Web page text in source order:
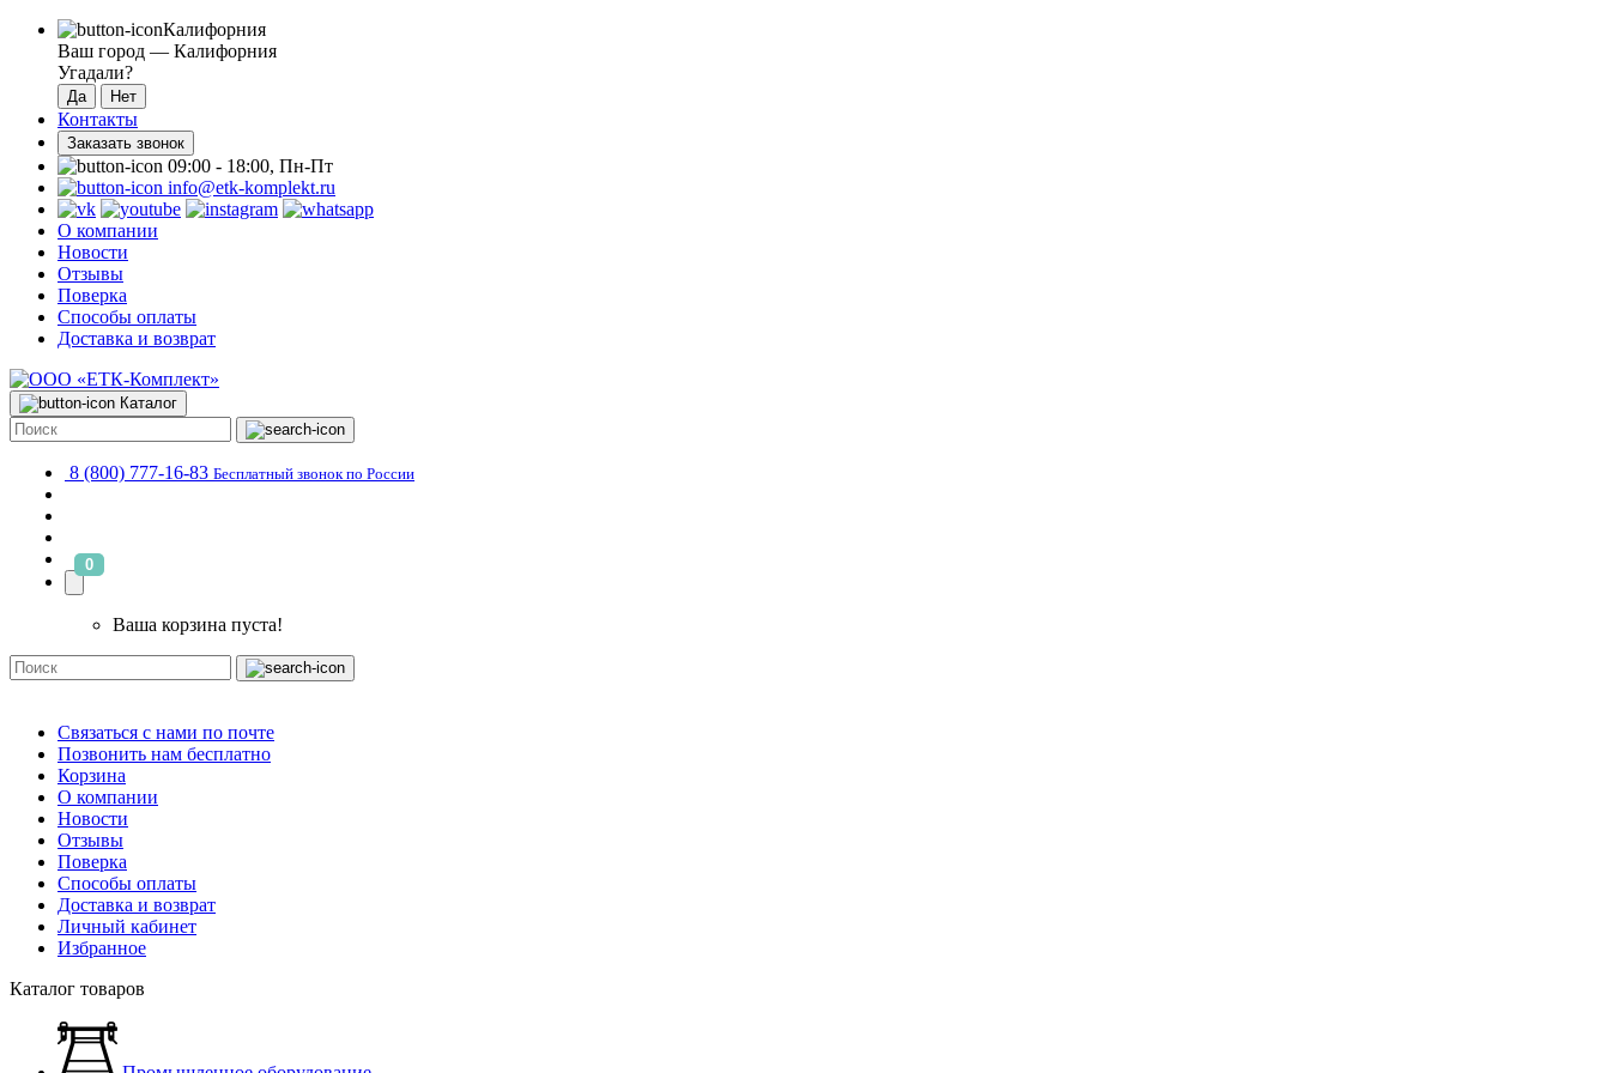
Калифорния
Ваш город — Калифорния
Угадали?
Контакты
Заказать звонок
09:00 - 18:00, Пн-Пт
info@etk-komplekt.ru
О компании
Новости
Отзывы
Поверка
Способы оплаты
Доставка и возврат
Каталог
8 (800) 777-16-83 Бесплатный звонок по России
0
Ваша корзина пуста!
Связаться с нами по почте
Позвонить нам бесплатно
Корзина
О компании
Новости
Отзывы
Поверка
Способы оплаты
Доставка и возврат
Личный кабинет
Избранное
Каталог товаров